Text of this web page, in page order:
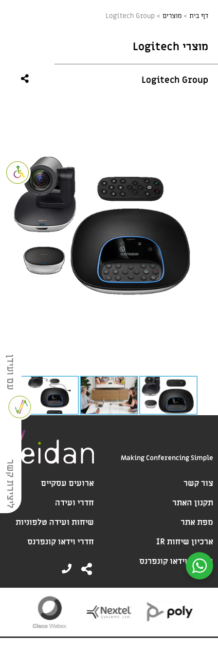
פתח סרגל
עם ועידן
ליצירת קשר
דף בית > מוצרים >
Logitech Group
מוצרי Logitech
Logitech Group
Making Conferencing Simple
צור קשר
תקנון האתר
מפת אתר
ארכיון שיחות IR
שירותי וידאו קונפרנס
ארועים עסקיים
חדרי ועידה
שיחות ועידה טלפוניות
חדרי וידאו קונפרנס